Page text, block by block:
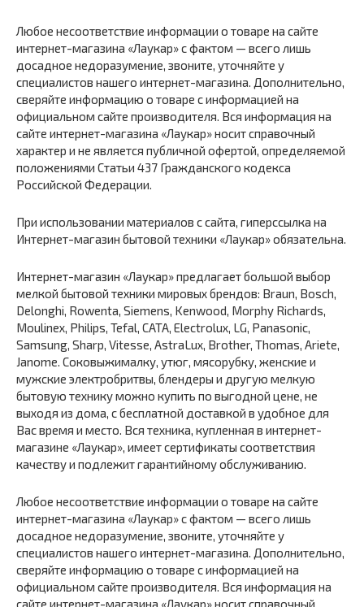
Любое несоответствие информации о товаре на сайте
интернет-магазина «Лаукар» с фактом — всего лишь
досадное недоразумение, звоните, уточняйте у
специалистов нашего интернет-магазина. Дополнительно,
сверяйте информацию о товаре с информацией на
официальном сайте производителя. Вся информация на
сайте интернет-магазина «Лаукар» носит справочный
характер и не является публичной офертой, определяемой
положениями Статьи 437 Гражданского кодекса
Российской Федерации.
При использовании материалов с сайта, гиперссылка на
Интернет-магазин бытовой техники «Лаукар» обязательна.
Интернет-магазин «Лаукар» предлагает большой выбор
мелкой бытовой техники мировых брендов: Braun, Bosch,
Delonghi, Rowenta, Siemens, Kenwood, Morphy Richards,
Moulinex, Philips, Tefal, CATA, Electrolux, LG, Panasonic,
Samsung, Sharp, Vitesse, AstraLux, Brother, Thomas, Ariete,
Janome. Соковыжималку, утюг, мясорубку, женские и
мужские электробритвы, блендеры и другую мелкую
бытовую технику можно купить по выгодной цене, не
выходя из дома, с бесплатной доставкой в удобное для
Вас время и место. Вся техника, купленная в интернет-
магазине «Лаукар», имеет сертификаты соответствия
качеству и подлежит гарантийному обслуживанию.
Любое несоответствие информации о товаре на сайте
интернет-магазина «Лаукар» с фактом — всего лишь
досадное недоразумение, звоните, уточняйте у
специалистов нашего интернет-магазина. Дополнительно,
сверяйте информацию о товаре с информацией на
официальном сайте производителя. Вся информация на
сайте интернет-магазина «Лаукар» носит справочный